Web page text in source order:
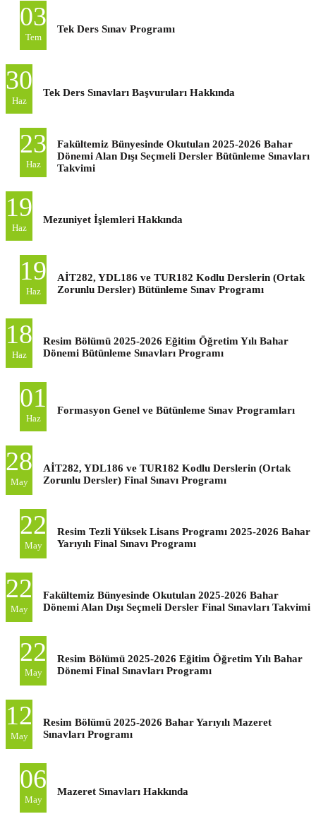
03
Tem
Tek Ders Sınav Programı
30
Haz
Tek Ders Sınavları Başvuruları Hakkında
23
Haz
Fakültemiz Bünyesinde Okutulan 2025-2026 Bahar
Dönemi Alan Dışı Seçmeli Dersler Bütünleme Sınavları
Takvimi
19
Haz
Mezuniyet İşlemleri Hakkında
19
Haz
AİT282, YDL186 ve TUR182 Kodlu Derslerin (Ortak
Zorunlu Dersler) Bütünleme Sınav Programı
18
Haz
Resim Bölümü 2025-2026 Eğitim Öğretim Yılı Bahar
Dönemi Bütünleme Sınavları Programı
01
Haz
Formasyon Genel ve Bütünleme Sınav Programları
28
May
AİT282, YDL186 ve TUR182 Kodlu Derslerin (Ortak
Zorunlu Dersler) Final Sınavı Programı
22
May
Resim Tezli Yüksek Lisans Programı 2025-2026 Bahar
Yarıyılı Final Sınavı Programı
22
May
Fakültemiz Bünyesinde Okutulan 2025-2026 Bahar
Dönemi Alan Dışı Seçmeli Dersler Final Sınavları Takvimi
22
May
Resim Bölümü 2025-2026 Eğitim Öğretim Yılı Bahar
Dönemi Final Sınavları Programı
12
May
Resim Bölümü 2025-2026 Bahar Yarıyılı Mazeret
Sınavları Programı
06
May
Mazeret Sınavları Hakkında